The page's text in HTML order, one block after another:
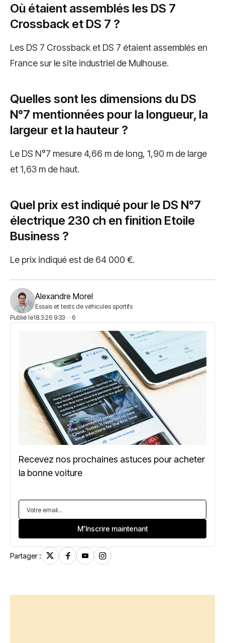
Où étaient assemblés les DS 7
Crossback et DS 7 ?
Les DS 7 Crossback et DS 7 étaient assemblés en
France sur le site industriel de Mulhouse.
Quelles sont les dimensions du DS
N°7 mentionnées pour la longueur, la
largeur et la hauteur ?
Le DS N°7 mesure 4,66 m de long, 1,90 m de large
et 1,63 m de haut.
Quel prix est indiqué pour le DS N°7
électrique 230 ch en finition Etoile
Business ?
Le prix indiqué est de 64 000 €.
Alexandre Morel
Essais et tests de véhicules sportifs
Publié le18.3.26 9:33 6
Recevez nos prochaines astuces pour acheter
la bonne voiture
Partager :